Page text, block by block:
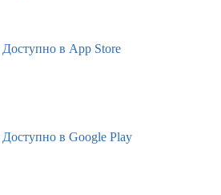
Доступно в App Store
Доступно в Google Play